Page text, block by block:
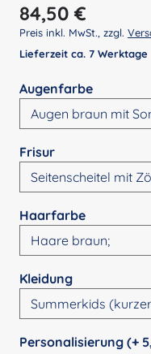
Regulärer Preis:
84,50 €
Preis inkl. MwSt., zzgl.
Lieferzeit ca. 7 Werktage
Augenfarbe
Frisurauswählen
Haarfarbeauswählen
Kleidungauswählen